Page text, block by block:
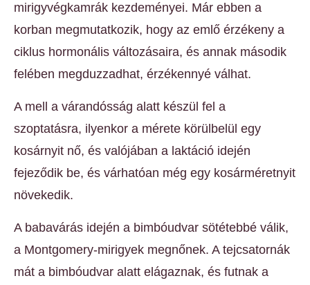
mirigyvégkamrák kezdeményei. Már ebben a
korban megmutatkozik, hogy az emlő érzékeny a
ciklus hormonális változásaira, és annak második
felében megduzzadhat, érzékennyé válhat.
A mell a várandósság alatt készül fel a
szoptatásra, ilyenkor a mérete körülbelül egy
kosárnyit nő, és valójában a laktáció idején
fejeződik be, és várhatóan még egy kosárméretnyit
növekedik.
A babavárás idején a bimbóudvar sötétebbé válik,
a Montgomery-mirigyek megnőnek. A tejcsatornák
mát a bimbóudvar alatt elágaznak, és futnak a